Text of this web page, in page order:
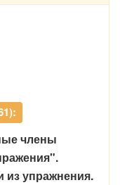
члены
из упражнения.